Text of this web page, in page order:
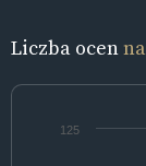
Liczba ocen
125